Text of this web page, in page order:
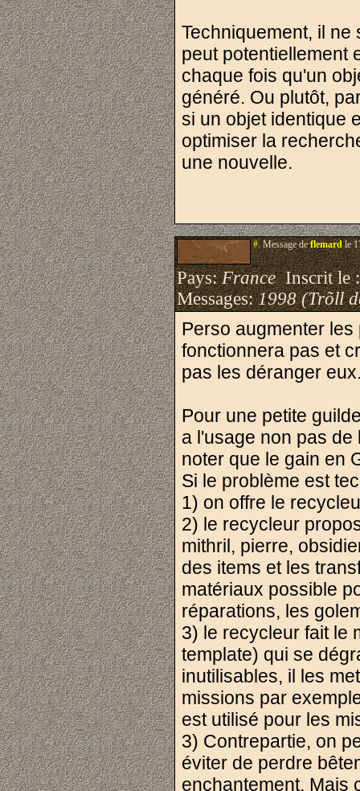
Techniquement, il
peut potentiellement
chaque fois qu'un
généré. Ou plutôt,
si un objet identique
optimiser la
une nouvelle.
#.Message deflemardle
Pays:FranceInscrit le
Messages:1998 (Trõll
Perso augmenter
fonctionnera pas et
pas les déranger
Pour une petite
a l'usage non pas de
noter que le gain en
Si le problème est
1) on offre le
2) le recycleur
mithril, pierre,
des items et les
matériaux possible
réparations, les
3) le recycleur fait le
template) qui se
inutilisables, il les
missions par
est utilisé pour les
3) Contrepartie, on
éviter de perdre
enchantement. Mais